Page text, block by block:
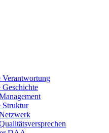
Verantwortung
Geschichte
Struktur